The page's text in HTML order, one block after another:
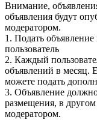
Внимание,
объявления будут
модератором.
1. Подать
пользователь
2. Каждый
объявлений в месяц.
можете подать
3. Объявление
размещения, в
модератором.